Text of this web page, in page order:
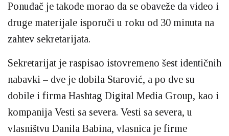
Ponuđač je takođe morao da se obaveže da video i
druge materijale isporuči u roku od 30 minuta na
zahtev sekretarijata.
Sekretarijat je raspisao istovremeno šest identičnih
nabavki – dve je dobila Starović, a po dve su
dobile i firma Hashtag Digital Media Group, kao i
kompanija Vesti sa severa. Vesti sa severa, u
vlasništvu Danila Babina, vlasnica je firme